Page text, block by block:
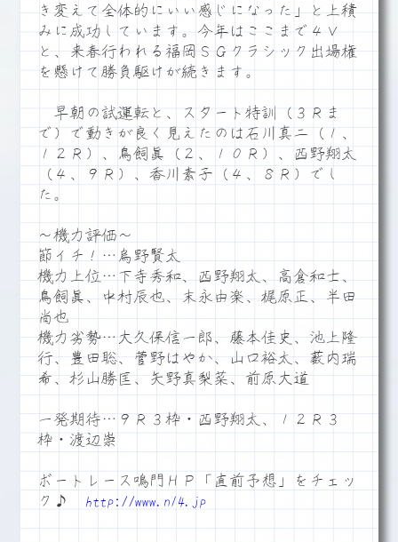
き変えて全体的にいい感じになった」と上積
みに成功しています。今年はここまで４Ｖ
と、来春行われる福岡ＳＧクラシック出場権
を懸けて勝負駆けが続きます。
早朝の試運転と、スタート特訓（３Ｒま
で）で動きが良く見えたのは石川真二（１、
１２Ｒ）、鳥飼眞（２、１０Ｒ）、西野翔太
（４、９Ｒ）、香川素子（４、８Ｒ）でし
た。
～機力評価～
節イチ！…烏野賢太
機力上位…下寺秀和、西野翔太、高倉和士、
鳥飼眞、中村辰也、末永由楽、梶原正、半田
尚也
機力劣勢…大久保信一郎、藤本佳史、池上隆
行、豊田聡、菅野はやか、山口裕太、薮内瑞
希、杉山勝匡、矢野真梨菜、前原大道
一発期待…９Ｒ３枠・西野翔太、１２Ｒ３
枠・渡辺崇
ボートレース鳴門ＨＰ「直前予想」をチェッ
ク♪ http://www.n14.jp